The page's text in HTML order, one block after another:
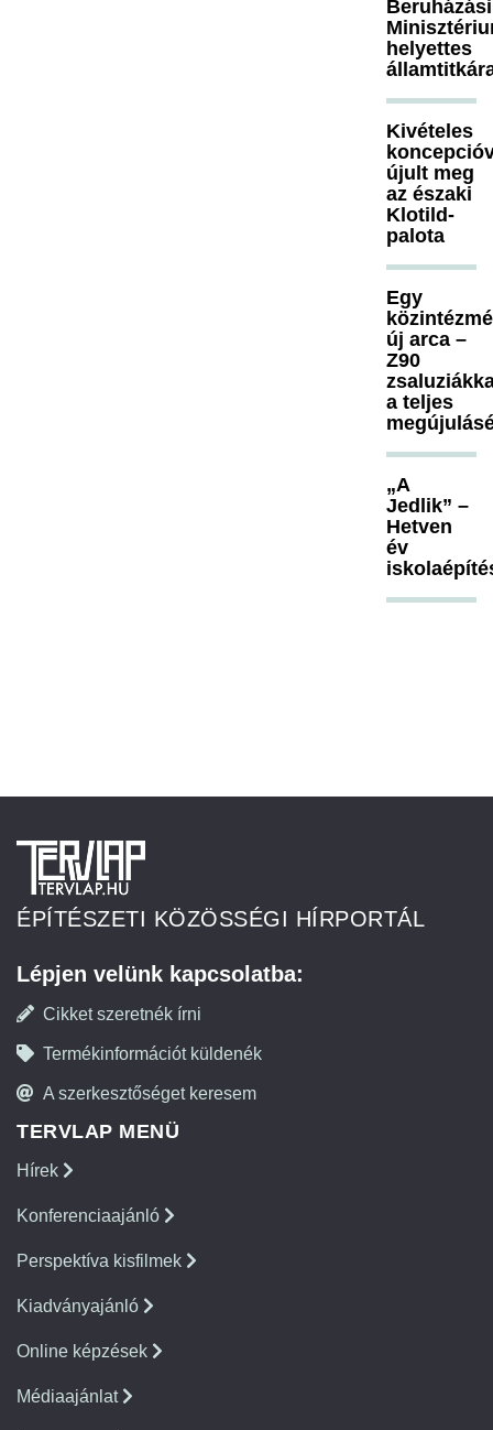
Beruházási
helyettes
Kivételes
újult meg
az északi
Klotild-
palota
Egy
új arca –
Z90
a teljes
„A
Jedlik” –
Hetven
év
ÉPÍTÉSZETI KÖZÖSSÉGI HÍRPORTÁL
Lépjen velünk kapcsolatba:
Cikket szeretnék írni
Termékinformációt küldenék
A szerkesztőséget keresem
TERVLAP MENÜ
Hírek
Konferenciaajánló
Perspektíva kisfilmek
Kiadványajánló
Online képzések
Médiaajánlat